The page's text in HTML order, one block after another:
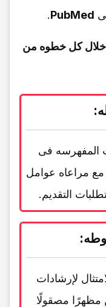
PubMed
.
خلال کل خطوه من
:
المفهرسه فی
مع مراعاه عوامل
التقدیم.
:
لإرشادات
مظهرًا مصقولًا